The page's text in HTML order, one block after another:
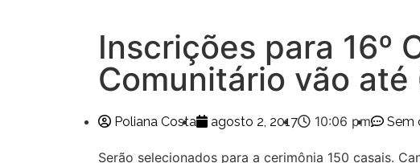
Inscrições para 16º
Comunitário vão
Poliana Costa agosto 2, 2017 10:06 pm Sem
Serão selecionados para a cerimônia 150 casais.